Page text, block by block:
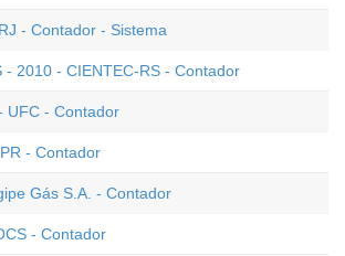
- Contador - Sistema
- 2010 - CIENTEC-RS - Contador
UFC - Contador
- Contador
Gás S.A. - Contador
- Contador